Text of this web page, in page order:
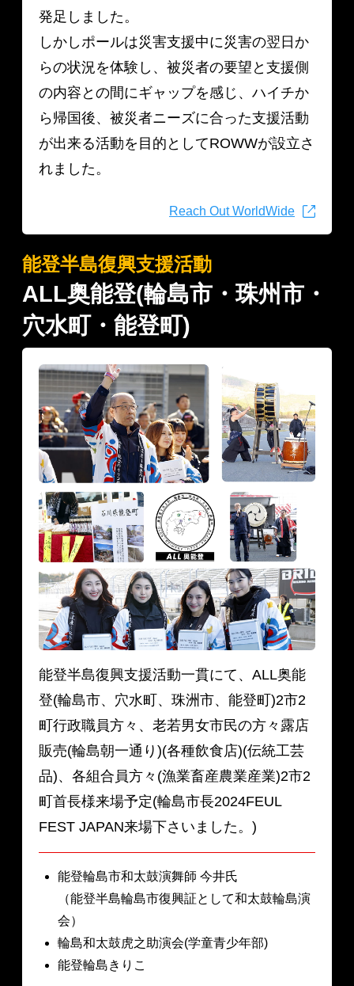
発足しました。
しかしポールは災害支援中に災害の翌日か
らの状況を体験し、被災者の要望と支援側
の内容との間にギャップを感じ、ハイチか
ら帰国後、被災者ニーズに合った支援活動
が出来る活動を目的としてROWWが設立さ
れました。
Reach Out WorldWide
能登半島復興支援活動
ALL奥能登(輪島市・珠州市・
穴水町・能登町)
能登半島復興支援活動一貫にて、ALL奥能
登(輪島市、穴水町、珠洲市、能登町)2市2
町行政職員方々、老若男女市民の方々露店
販売(輪島朝一通り)(各種飲食店)(伝統工芸
品)、各組合員方々(漁業畜産農業産業)2市2
町首長様来場予定(輪島市長2024FEUL
FEST JAPAN来場下さいました。)
能登輪島市和太鼓演舞師 今井氏
（能登半島輪島市復興証として和太鼓輪島演
会）
輪島和太鼓虎之助演会(学童青少年部)
能登輪島きりこ